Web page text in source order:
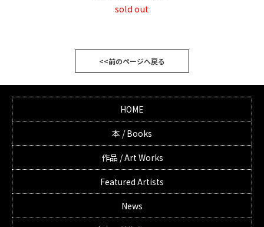
sold out
<<前のページへ戻る
HOME
本 / Books
作品 / Art Works
Featured Artists
News